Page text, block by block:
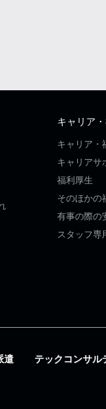
キャリア
キャリア・
キャリアサ
福利厚生
そのほかの
有事の際の
スタッフ専
遣 テックコンサル